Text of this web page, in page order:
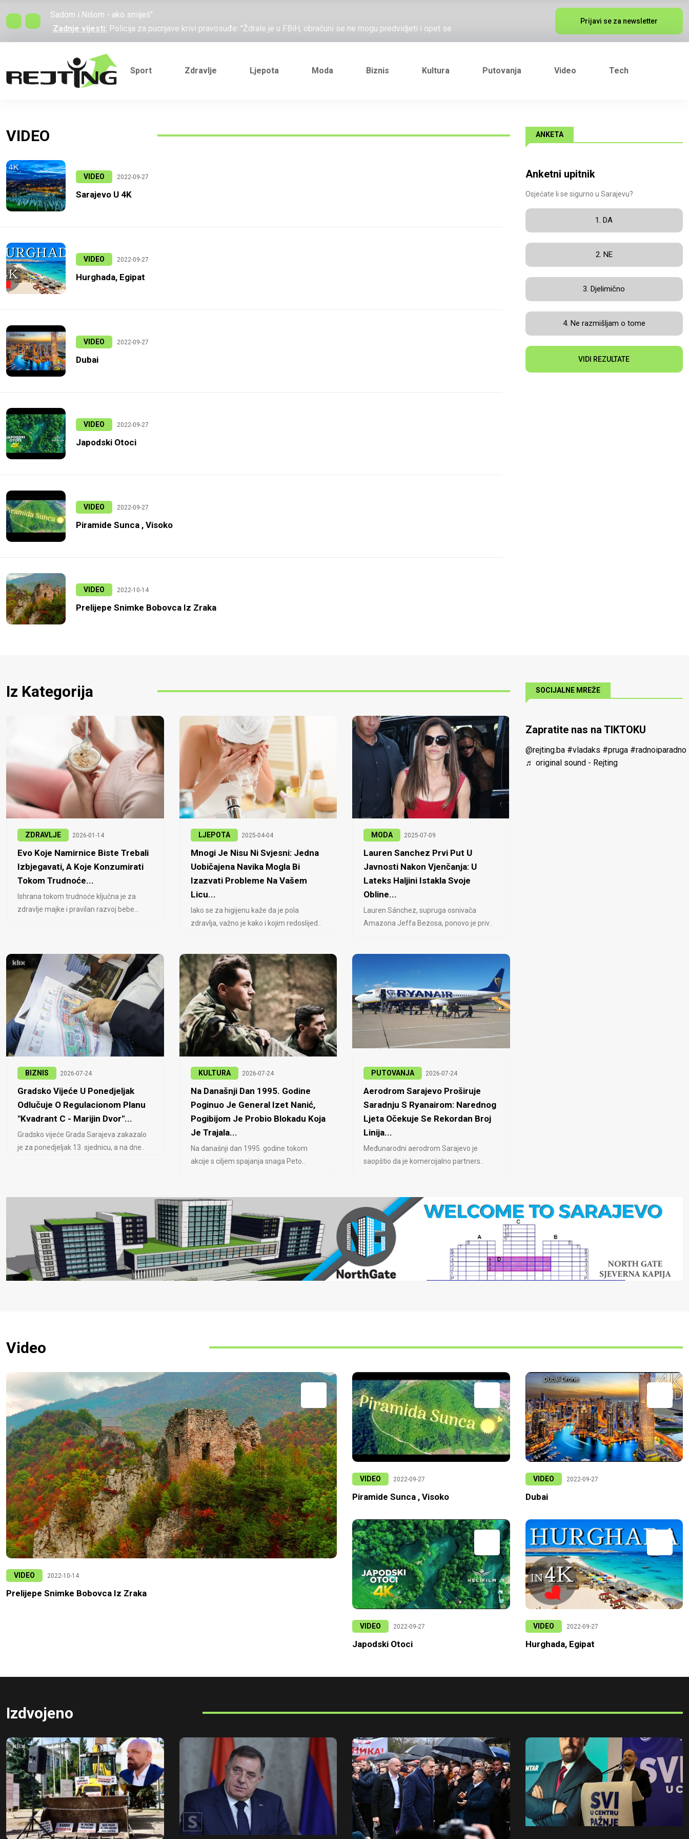
Sadom i Nišom - ako smiješ"
Zadnje vijesti: Policija za pucnjave krivi pravosuđe: "Ždrale je u FBiH, obračuni se ne mogu predvidjeti i opet se
mogu dogoditi"
Zadnje vijesti: Otišao Marin, došao Marko: Ovo je novi Željezničarov Karamarko
Zadnje vijesti: Na današnji dan 1995. godine poginuo je general Izet Nanić, pogibijom je probio blokadu koja je
trajala 1.201 dan
Prijavi se za newsletter
Sport Zdravlje Ljepota Moda Biznis Kultura Putovanja Video Tech
VIDEO
VIDEO 2022-09-27
Sarajevo U 4K
VIDEO 2022-09-27
Hurghada, Egipat
VIDEO 2022-09-27
Dubai
VIDEO 2022-09-27
Japodski Otoci
VIDEO 2022-09-27
Piramide Sunca , Visoko
VIDEO 2022-10-14
Prelijepe Snimke Bobovca Iz Zraka
ANKETA
Anketni upitnik
Osjećate li se sigurno u Sarajevu?
1. DA
2. NE
3. Djelimično
4. Ne razmišljam o tome
VIDI REZULTATE
Iz Kategorija
ZDRAVLJE 2026-01-14
Evo Koje Namirnice Biste Trebali
Izbjegavati, A Koje Konzumirati
Tokom Trudnoće...
Ishrana tokom trudnoće ključna je za
zdravlje majke i pravilan razvoj bebe...
LJEPOTA 2025-04-04
Mnogi Je Nisu Ni Svjesni: Jedna
Uobičajena Navika Mogla Bi
Izazvati Probleme Na Vašem
Licu...
Iako se za higijenu kaže da je pola
zdravlja, važno je kako i kojim redoslijed..
MODA 2025-07-09
Lauren Sanchez Prvi Put U
Javnosti Nakon Vjenčanja: U
Lateks Haljini Istakla Svoje
Obline...
Lauren Sánchez, supruga osnivača
Amazona Jeffa Bezosa, ponovo je priv..
BIZNIS 2026-07-24
Gradsko Vijeće U Ponedjeljak
Odlučuje O Regulacionom Planu
"Kvadrant C - Marijin Dvor"...
Gradsko vijeće Grada Sarajeva zakazalo
je za ponedjeljak 13. sjednicu, a na dne..
KULTURA 2026-07-24
Na Današnji Dan 1995. Godine
Poginuo Je General Izet Nanić,
Pogibijom Je Probio Blokadu Koja
Je Trajala...
Na današnji dan 1995. godine tokom
akcije s ciljem spajanja snaga Peto..
PUTOVANJA 2026-07-24
Aerodrom Sarajevo Proširuje
Saradnju S Ryanairom: Narednog
Ljeta Očekuje Se Rekordan Broj
Linija...
Međunarodni aerodrom Sarajevo je
saopštio da je komercijalno partners..
SOCIJALNE MREŽE
Zapratite nas na TIKTOKU
@rejting.ba #vladaks #pruga #radnoiparadno
♬ original sound - Rejting
Video
VIDEO 2022-10-14
Prelijepe Snimke Bobovca Iz Zraka
VIDEO 2022-09-27
Piramide Sunca , Visoko
VIDEO 2022-09-27
Japodski Otoci
VIDEO 2022-09-27
Dubai
VIDEO 2022-09-27
Hurghada, Egipat
Izdvojeno